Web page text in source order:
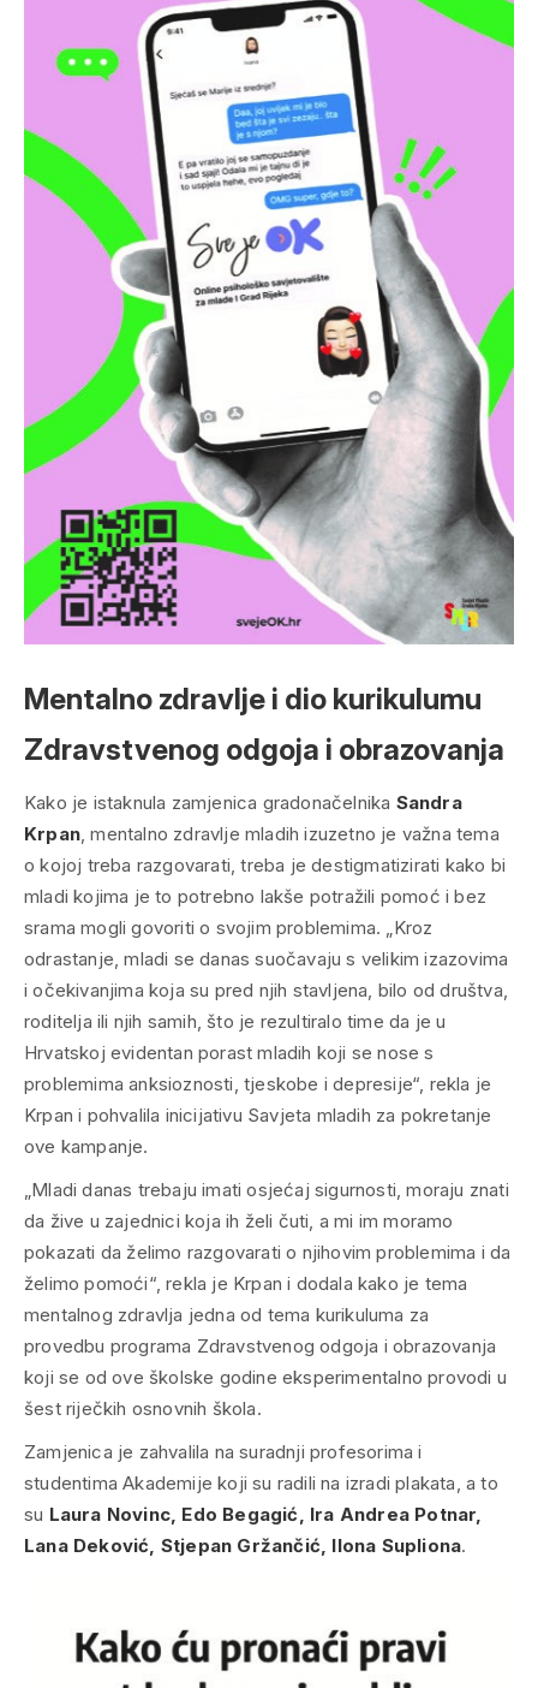
Mentalno zdravlje i dio kurikulumu
Zdravstvenog odgoja i obrazovanja
Kako je istaknula zamjenica gradonačelnika Sandra
Krpan , mentalno zdravlje mladih izuzetno je važna tema
o kojoj treba razgovarati, treba je destigmatizirati kako bi
mladi kojima je to potrebno lakše potražili pomoć i bez
srama mogli govoriti o svojim problemima. „Kroz
odrastanje, mladi se danas suočavaju s velikim izazovima
i očekivanjima koja su pred njih stavljena, bilo od društva,
roditelja ili njih samih, što je rezultiralo time da je u
Hrvatskoj evidentan porast mladih koji se nose s
problemima anksioznosti, tjeskobe i depresije“, rekla je
Krpan i pohvalila inicijativu Savjeta mladih za pokretanje
ove kampanje.
„Mladi danas trebaju imati osjećaj sigurnosti, moraju znati
da žive u zajednici koja ih želi čuti, a mi im moramo
pokazati da želimo razgovarati o njihovim problemima i da
želimo pomoći“, rekla je Krpan i dodala kako je tema
mentalnog zdravlja jedna od tema kurikuluma za
provedbu programa Zdravstvenog odgoja i obrazovanja
koji se od ove školske godine eksperimentalno provodi u
šest riječkih osnovnih škola.
Zamjenica je zahvalila na suradnji profesorima i
studentima Akademije koji su radili na izradi plakata, a to
su Laura Novinc, Edo Begagić, Ira Andrea Potnar,
Lana Deković, Stjepan Gržančić, Ilona Supliona.